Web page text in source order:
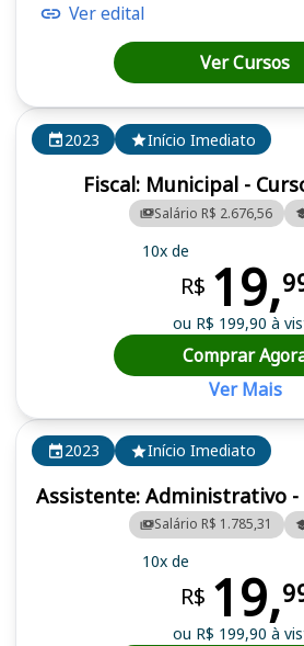
2023 Início Imediato
Assistente: Administrativo
Salário R$ 1.785,31
10x de
R$ 19,
ou R$ 199,90 à
2023 Início Imediato
Fiscal: Municipal -
Salário R$ 2.676,56
10x de
R$ 19,
ou R$ 199,90 à
Comprar
Ver Mais
Ver edital
Ver Cursos